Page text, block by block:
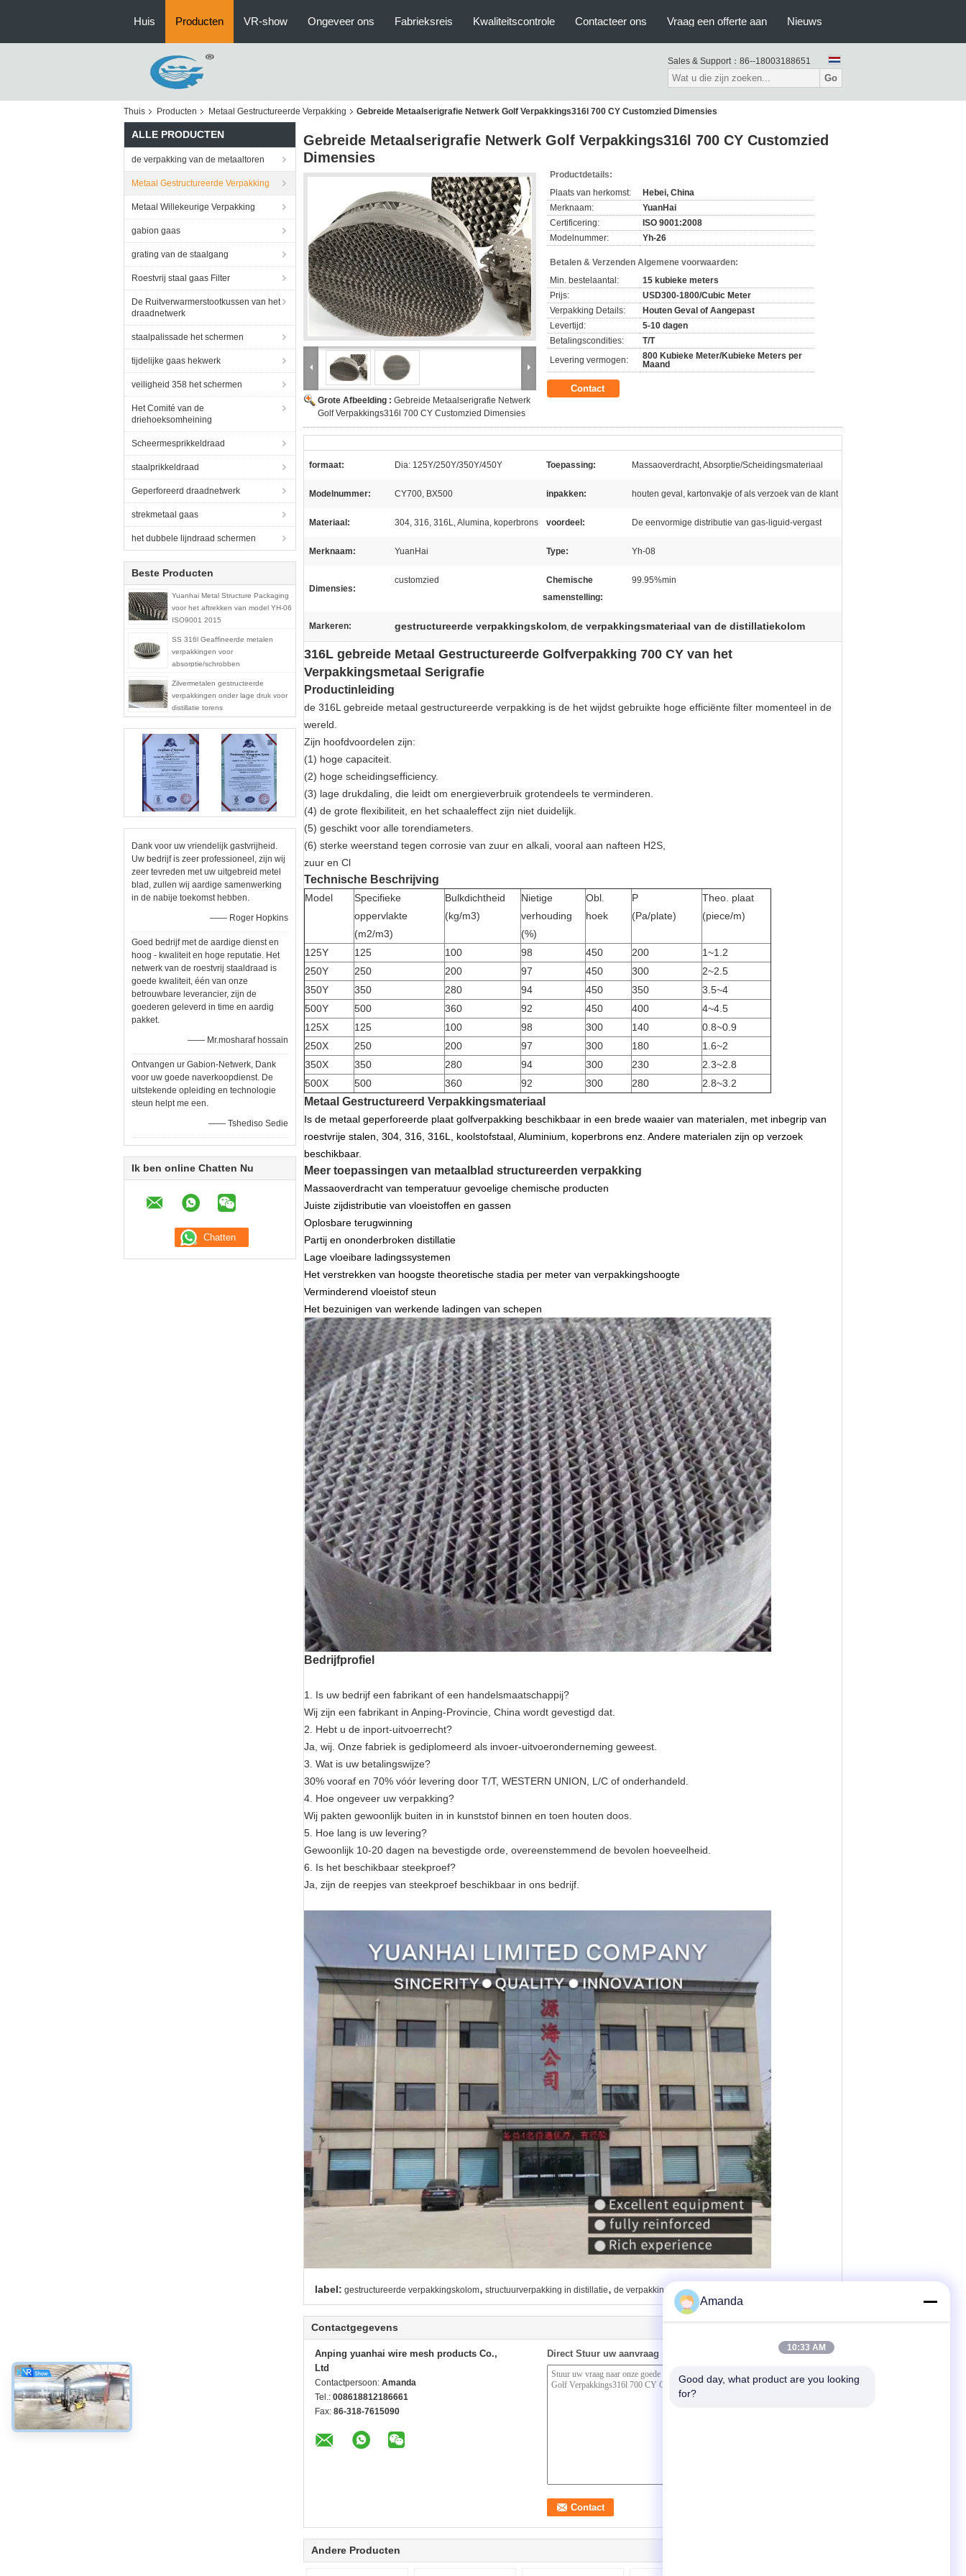
Huis Producten VR-show Ongeveer ons Fabrieksreis Kwaliteitscontrole Contacteer ons Vraag een offerte aan Nieuws
Sales & Support： 86--18003188651
Go
Thuis Producten Metaal Gestructureerde Verpakking Gebreide Metaalserigrafie Netwerk Golf Verpakkings316l 700 CY Customzied Dimensies
ALLE PRODUCTEN
de verpakking van de metaaltoren
Metaal Gestructureerde Verpakking
Metaal Willekeurige Verpakking
gabion gaas
grating van de staalgang
Roestvrij staal gaas Filter
De Ruitverwarmerstootkussen van het
draadnetwerk
staalpalissade het schermen
tijdelijke gaas hekwerk
veiligheid 358 het schermen
Het Comité van de
driehoeksomheining
Scheermesprikkeldraad
staalprikkeldraad
Geperforeerd draadnetwerk
strekmetaal gaas
het dubbele lijndraad schermen
Beste Producten
Yuanhai Metal Structure Packaging
voor het aftrekken van model YH-06
ISO9001 2015
SS 316l Geaffineerde metalen
verpakkingen voor
absorptie/schrobben
Zilvermetalen gestructeerde
verpakkingen onder lage druk voor
distillatie torens
Dank voor uw vriendelijk gastvrijheid.
Uw bedrijf is zeer professioneel, zijn wij
zeer tevreden met uw uitgebreid metel
blad, zullen wij aardige samenwerking
in de nabije toekomst hebben.
—— Roger Hopkins
Goed bedrijf met de aardige dienst en
hoog - kwaliteit en hoge reputatie. Het
netwerk van de roestvrij staaldraad is
goede kwaliteit, één van onze
betrouwbare leverancier, zijn de
goederen geleverd in time en aardig
pakket.
—— Mr.mosharaf hossain
Ontvangen ur Gabion-Netwerk, Dank
voor uw goede naverkoopdienst. De
uitstekende opleiding en technologie
steun helpt me een.
—— Tshediso Sedie
Ik ben online Chatten Nu
Gebreide Metaalserigrafie Netwerk Golf Verpakkings316l 700 CY Customzied
Dimensies
Grote Afbeelding : Gebreide Metaalserigrafie Netwerk
Golf Verpakkings316l 700 CY Customzied Dimensies
Productdetails:
Plaats van herkomst:
Hebei, China
Merknaam:
YuanHai
Certificering:
ISO 9001:2008
Modelnummer:
Yh-26
Betalen & Verzenden Algemene voorwaarden:
Min. bestelaantal:
15 kubieke meters
Prijs:
USD300-1800/Cubic Meter
Verpakking Details:
Houten Geval of Aangepast
Levertijd:
5-10 dagen
Betalingscondities:
T/T
Levering vermogen:
800 Kubieke Meter/Kubieke Meters per
Maand
Contact
formaat: Dia: 125Y/250Y/350Y/450Y Toepassing: Massaoverdracht, Absorptie/Scheidingsmateriaal
Modelnummer: CY700, BX500 inpakken: houten geval, kartonvakje of als verzoek van de klant
Materiaal: 304, 316, 316L, Alumina, koperbrons voordeel: De eenvormige distributie van gas-liguid-vergast
Merknaam: YuanHai Type: Yh-08
Dimensies:
customzied
Chemische
samenstelling:
99.95%min
Markeren: gestructureerde verpakkingskolom, de verpakkingsmateriaal van de distillatiekolom
316L gebreide Metaal Gestructureerde Golfverpakking 700 CY van het
Verpakkingsmetaal Serigrafie
Productinleiding
de 316L gebreide metaal gestructureerde verpakking is de het wijdst gebruikte hoge efficiënte filter momenteel in de
wereld.
Zijn hoofdvoordelen zijn:
(1) hoge capaciteit.
(2) hoge scheidingsefficiency.
(3) lage drukdaling, die leidt om energieverbruik grotendeels te verminderen.
(4) de grote flexibiliteit, en het schaaleffect zijn niet duidelijk.
(5) geschikt voor alle torendiameters.
(6) sterke weerstand tegen corrosie van zuur en alkali, vooral aan nafteen H2S,
zuur en Cl
Technische Beschrijving
Model
Specifieke
oppervlakte
(m2/m3)
Bulkdichtheid
(kg/m3)
Nietige
verhouding
(%)
Obl.
hoek
P
(Pa/plate)
Theo. plaat
(piece/m)
125Y 125 100 98 450 200
1~1.2
250Y
250 200 97 450 300
2~2.5
350Y
350 280 94 450 350
3.5~4
500Y
500 360 92 450 400
4~4.5
125X
125 100 98 300 140
0.8~0.9
250X
250 200 97 300 180
1.6~2
350X
350 280 94 300 230
2.3~2.8
500X
500 360 92 300 280 2.8~3.2
Metaal Gestructureerd Verpakkingsmateriaal
Is de metaal geperforeerde plaat golfverpakking beschikbaar in een brede waaier van materialen, met inbegrip van
roestvrije stalen, 304, 316, 316L, koolstofstaal, Aluminium, koperbrons enz. Andere materialen zijn op verzoek
beschikbaar.
Meer toepassingen van metaalblad structureerden verpakking
Massaoverdracht van temperatuur gevoelige chemische producten
Juiste zijdistributie van vloeistoffen en gassen
Oplosbare terugwinning
Partij en ononderbroken distillatie
Lage vloeibare ladingssystemen
Het verstrekken van hoogste theoretische stadia per meter van verpakkingshoogte
Verminderend vloeistof steun
Het bezuinigen van werkende ladingen van schepen
Bedrijfprofiel
1. Is uw bedrijf een fabrikant of een handelsmaatschappij?
Wij zijn een fabrikant in Anping-Provincie, China wordt gevestigd dat.
2. Hebt u de inport-uitvoerrecht?
Ja, wij. Onze fabriek is gediplomeerd als invoer-uitvoeronderneming geweest.
3. Wat is uw betalingswijze?
30% vooraf en 70% vóór levering door T/T, WESTERN UNION, L/C of onderhandeld.
4. Hoe ongeveer uw verpakking?
Wij pakten gewoonlijk buiten in in kunststof binnen en toen houten doos.
5. Hoe lang is uw levering?
Gewoonlijk 10-20 dagen na bevestigde orde, overeenstemmend de bevolen hoeveelheid.
6. Is het beschikbaar steekproef?
Ja, zijn de reepjes van steekproef beschikbaar in ons bedrijf.
label: gestructureerde verpakkingskolom, structuurverpakking in distillatie, de verpakkingsmateriaal van de distillatiekolom
Contactgegevens
Anping yuanhai wire mesh products Co.,
Ltd
Contactpersoon: Amanda
Tel.: 008618812186661
Fax: 86-318-7615090
Direct Stuur uw aanvraag naar ons
Andere Producten
Amanda
10:33 AM
Good day, what product are you looking
for?